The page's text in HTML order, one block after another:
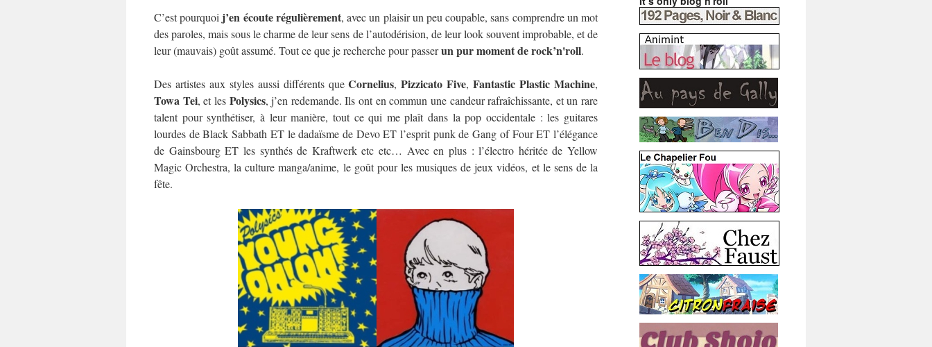
C’est pourquoi j’en écoute régulièrement, avec un plaisir un peu coupable, sans comprendre un mot
des paroles, mais sous le charme de leur sens de l’autodérision, de leur look souvent improbable, et de
leur (mauvais) goût assumé. Tout ce que je recherche pour passerun pur moment de rock’n'roll.
Des artistes aux styles aussi différents queCornelius,Pizzicato Five,Fantastic Plastic Machine,
Towa Tei, et les Polysics, j’en redemande. Ils ont en commun une candeur rafraîchissante, et un rare
talent pour synthétiser, à leur manière, tout ce qui me plaît dans la pop occidentale : les guitares
lourdes de Black Sabbath ET le dadaïsme de Devo ET l’esprit punk de Gang of Four ET l’élégance
de Gainsbourg ET les synthés de Kraftwerk etc etc… Avec en plus : l’électro héritée de Yellow
Magic Orchestra, la culture manga/anime, le goût pour les musiques de jeux vidéos, et le sens de la
fête.